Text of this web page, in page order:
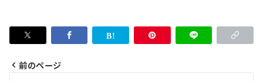
前のページ